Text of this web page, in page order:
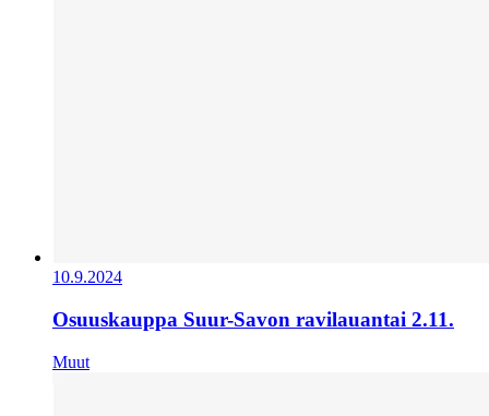
10.9.2024
Osuuskauppa Suur-Savon ravilauantai 2.11.
Muut